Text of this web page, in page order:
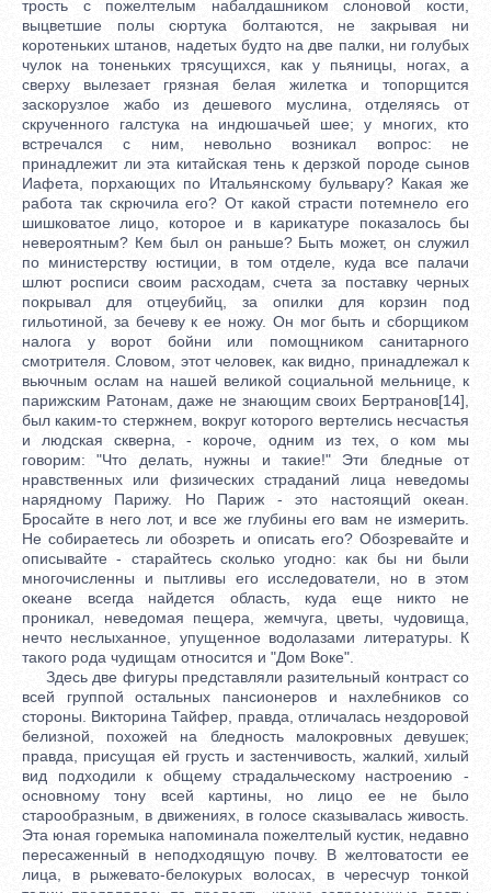
трость с пожелтелым набалдашником слоновой кости,
выцветшие полы сюртука болтаются, не закрывая ни
коротеньких штанов, надетых будто на две палки, ни голубых
чулок на тоненьких трясущихся, как у пьяницы, ногах, а
сверху вылезает грязная белая жилетка и топорщится
заскорузлое жабо из дешевого муслина, отделяясь от
скрученного галстука на индюшачьей шее; у многих, кто
встречался с ним, невольно возникал вопрос: не
принадлежит ли эта китайская тень к дерзкой породе сынов
Иафета, порхающих по Итальянскому бульвару? Какая же
работа так скрючила его? От какой страсти потемнело его
шишковатое лицо, которое и в карикатуре показалось бы
невероятным? Кем был он раньше? Быть может, он служил
по министерству юстиции, в том отделе, куда все палачи
шлют росписи своим расходам, счета за поставку черных
покрывал для отцеубийц, за опилки для корзин под
гильотиной, за бечеву к ее ножу. Он мог быть и сборщиком
налога у ворот бойни или помощником санитарного
смотрителя. Словом, этот человек, как видно, принадлежал к
вьючным ослам на нашей великой социальной мельнице, к
парижским Ратонам, даже не знающим своих Бертранов[14],
был каким-то стержнем, вокруг которого вертелись несчастья
и людская скверна, - короче, одним из тех, о ком мы
говорим: "Что делать, нужны и такие!" Эти бледные от
нравственных или физических страданий лица неведомы
нарядному Парижу. Но Париж - это настоящий океан.
Бросайте в него лот, и все же глубины его вам не измерить.
Не собираетесь ли обозреть и описать его? Обозревайте и
описывайте - старайтесь сколько угодно: как бы ни были
многочисленны и пытливы его исследователи, но в этом
океане всегда найдется область, куда еще никто не
проникал, неведомая пещера, жемчуга, цветы, чудовища,
нечто неслыханное, упущенное водолазами литературы. К
такого рода чудищам относится и "Дом Воке".
Здесь две фигуры представляли разительный контраст со
всей группой остальных пансионеров и нахлебников со
стороны. Викторина Тайфер, правда, отличалась нездоровой
белизной, похожей на бледность малокровных девушек;
правда, присущая ей грусть и застенчивость, жалкий, хилый
вид подходили к общему страдальческому настроению -
основному тону всей картины, но лицо ее не было
старообразным, в движениях, в голосе сказывалась живость.
Эта юная горемыка напоминала пожелтелый кустик, недавно
пересаженный в неподходящую почву. В желтоватости ее
лица, в рыжевато-белокурых волосах, в чересчур тонкой